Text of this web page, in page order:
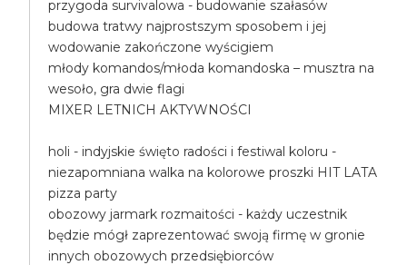
przygoda survivalowa - budowanie szałasów
budowa tratwy najprostszym sposobem i jej
wodowanie zakończone wyścigiem
młody komandos/młoda komandoska – musztra na
wesoło, gra dwie flagi
MIXER LETNICH AKTYWNOŚCI
holi - indyjskie święto radości i festiwal koloru -
niezapomniana walka na kolorowe proszki HIT LATA
pizza party
obozowy jarmark rozmaitości - każdy uczestnik
będzie mógł zaprezentować swoją firmę w gronie
innych obozowych przedsiębiorców